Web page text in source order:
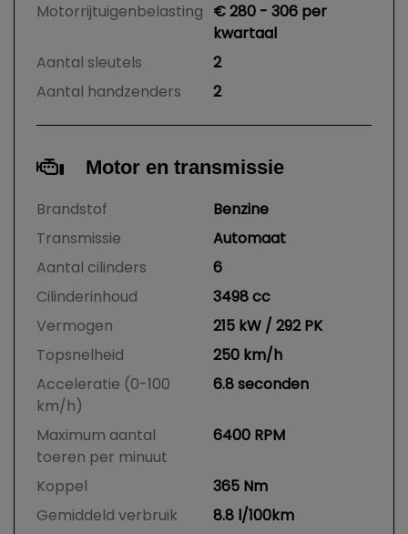
Motorrijtuigenbelasting € 280 - 306 per
kwartaal
Aantal sleutels
2
Aantal handzenders
2
Motor en transmissie
Brandstof
Benzine
Transmissie
Automaat
Aantal cilinders
6
Cilinderinhoud
3498 cc
Vermogen
215 kW / 292 PK
Topsnelheid
250 km/h
Acceleratie (0-100
km/h)
6.8 seconden
Maximum aantal
toeren per minuut
6400 RPM
Koppel
365 Nm
Gemiddeld verbruik
8.8 l/100km